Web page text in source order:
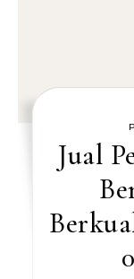
Jual